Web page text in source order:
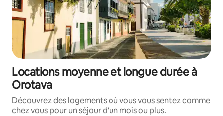
Locations moyenne et longue durée à
Orotava
Découvrez des logements où vous vous sentez comme
chez vous pour un séjour d'un mois ou plus.